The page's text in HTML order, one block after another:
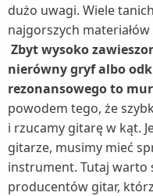
Baterie umywalkowe (1)
Wanny (1)
Wentylatory (4)
Wentylatory
Wózki dziecięce (1)
Żarówki LED (1)
zgrzewarki próżniowe
Zlewozmywaki (2)
Baterie kuchenne (1)
dużo uwagi. Wiele
najgorszych
Zbyt wysoko
nierówny gryf albo
rezonansowego to
powodem tego, że
i rzucamy gitarę w kąt.
gitarze, musimy mieć
instrument. Tutaj warto
producentów gitar,